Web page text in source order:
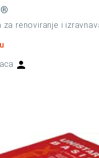
za renoviranje i